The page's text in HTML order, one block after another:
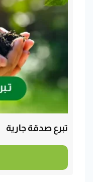
تبرع صدقة جارية